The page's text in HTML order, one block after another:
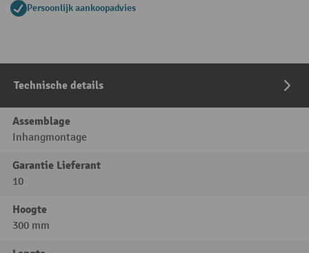
Persoonlijk aankoopadvies
Technische details
Assemblage
Inhangmontage
Garantie Lieferant
10
Hoogte
300 mm